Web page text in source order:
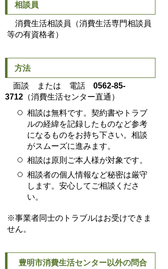
相談員
消費生活相談員（消費生活専門相談員
等の有資格者）
方法
面談 または 電話 0562-85-
3712 （消費生活センター直通）
相談は無料です。契約書やトラブ
ルの経緯を記録したものなど参考
になるものをお持ち下さい。相談
がスムーズに進みます。
相談は原則ご本人様が対象です。
相談者の個人情報など秘密は厳守
します。安心してご相談くださ
い。
※事業者同士のトラブルはお受けできま
せん。
豊明市消費生活センター以外の問合